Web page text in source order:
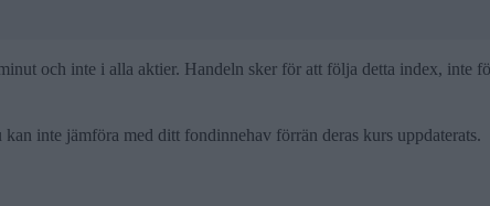
och inte i alla aktier. Handeln sker för att följa detta index, inte
inte jämföra med ditt fondinnehav förrän deras kurs uppdaterats.